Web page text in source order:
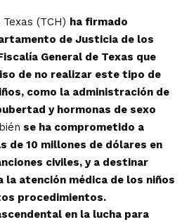
(TCH) ha firmado
de Justicia de los
General de Texas que
de no realizar este tipo de
como la administración de
y hormonas de sexo
se ha comprometido a
de 10 millones de dólares en
civiles, y a destinar
la atención médica de los niños
procedimientos.
en la lucha para